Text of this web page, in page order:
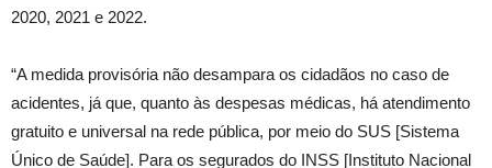
2020, 2021 e 2022.
“A medida provisória não desampara os cidadãos no caso de
acidentes, já que, quanto às despesas médicas, há atendimento
gratuito e universal na rede pública, por meio do SUS [Sistema
Único de Saúde]. Para os segurados do INSS [Instituto Nacional